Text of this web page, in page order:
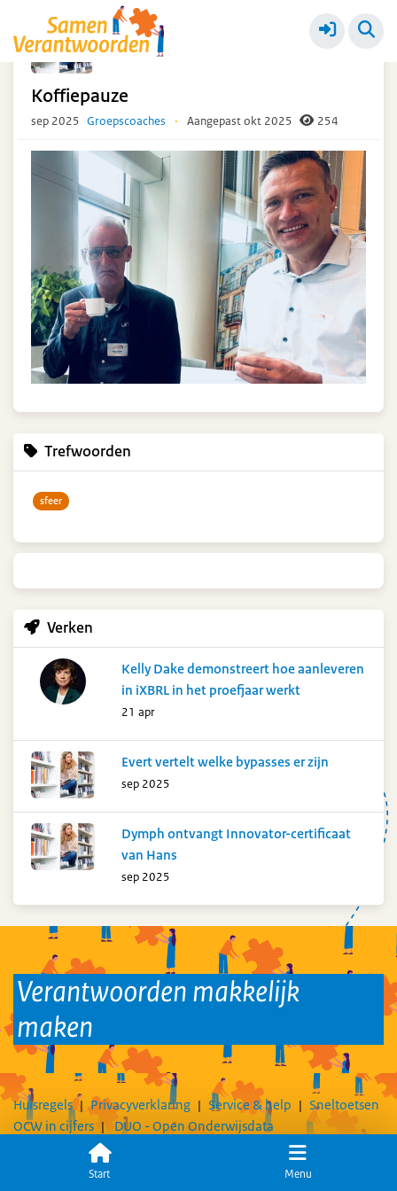
Ketendag 18 september 2025
Start Menu
Koffiepauze
sep 2025 Groepscoaches · Aangepast okt 2025 254
Trefwoorden
sfeer
Verken
Kelly Dake demonstreert hoe aanleveren
in iXBRL in het proefjaar werkt
21 apr
Evert vertelt welke bypasses er zijn
sep 2025
Dymph ontvangt Innovator-certificaat
van Hans
sep 2025
Verantwoorden makkelijk
maken
Huisregels Privacyverklaring Service & help
Sneltoetsen
OCW in cijfers
DUO - Open Onderwijsdata
Volg ons op